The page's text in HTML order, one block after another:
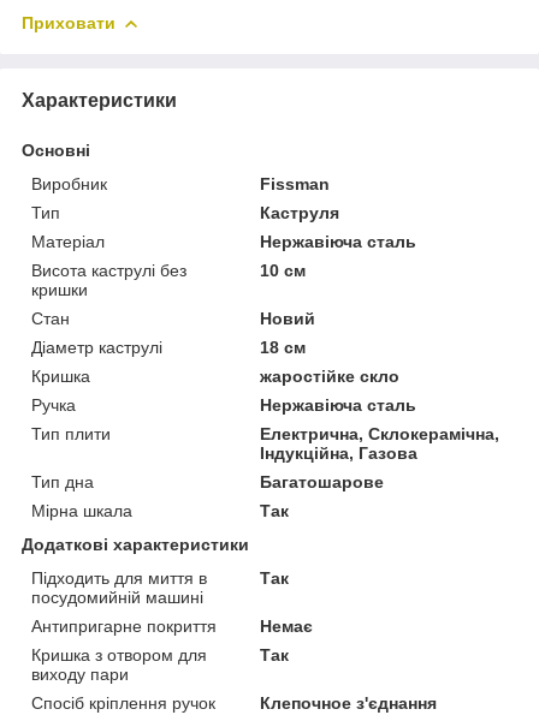
Приховати
Характеристики
Основні
Виробник
Fissman
Тип
Каструля
Матеріал
Нержавіюча сталь
Висота каструлі без
кришки
10 см
Стан
Новий
Діаметр каструлі
18 см
Кришка
жаростійке скло
Ручка
Нержавіюча сталь
Тип плити
Електрична, Склокерамічна,
Індукційна, Газова
Тип дна
Багатошарове
Мірна шкала
Так
Додаткові характеристики
Підходить для миття в
посудомийній машині
Так
Антипригарне покриття
Немає
Кришка з отвором для
виходу пари
Так
Спосіб кріплення ручок
Клепочное з'єднання